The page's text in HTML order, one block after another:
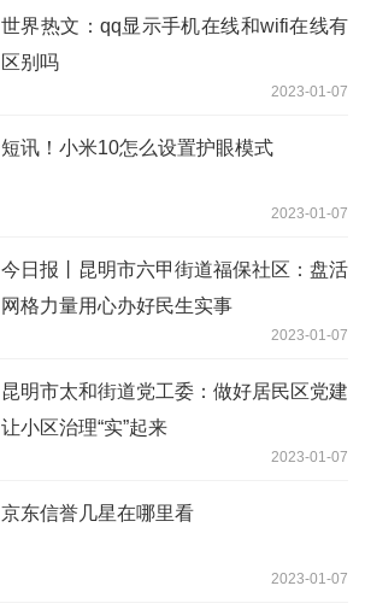
世界热文：qq显示手机在线和wifi在线有
区别吗
2023-01-07
短讯！小米10怎么设置护眼模式
2023-01-07
今日报丨昆明市六甲街道福保社区：盘活
网格力量用心办好民生实事
2023-01-07
昆明市太和街道党工委：做好居民区党建
让小区治理“实”起来
2023-01-07
京东信誉几星在哪里看
2023-01-07